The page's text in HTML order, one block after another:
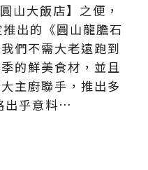
山大飯店】之便，
出的《圓山龍膽石
們不需大老遠跑到
的鮮美食材，並且
主廚聯手，推出多
出乎意料…